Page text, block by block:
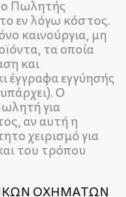
ο Πωλητής
εν λόγω κόστος.
καινούργια, μη
τα οποία
και
έγγραφα εγγύησής
Ο
για
αν αυτή η
χειρισμό για
του τρόπου
ΟΧΗΜΑΤΩΝ